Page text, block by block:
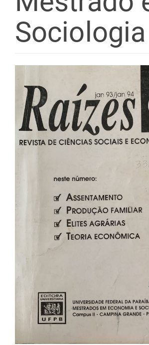
Sociologia
Barra
lateral
de
artigos